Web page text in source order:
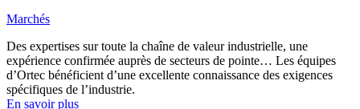
Marchés
Des expertises sur toute la chaîne de valeur industrielle, une
expérience confirmée auprès de secteurs de pointe… Les équipes
d’Ortec bénéficient d’une excellente connaissance des exigences
spécifiques de l’industrie.
En savoir plus